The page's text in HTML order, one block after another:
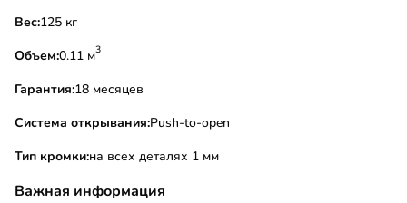
Вес:
125 кг
Объем:
0.11 м3
Гарантия:18 месяцев
Система открывания:Push-to-open
Тип кромки:на всех деталях 1 мм
Важная информация